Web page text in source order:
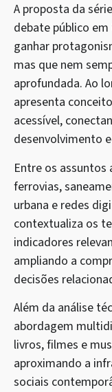
A proposta da
debate público
ganhar
mas que nem
aprofundada. Ao
apresenta
acessível,
desenvolvimento
Entre os
ferrovias,
urbana e redes
contextualiza os
indicadores
ampliando a
decisões
Além da análise
abordagem
livros, filmes e
aproximando a
sociais